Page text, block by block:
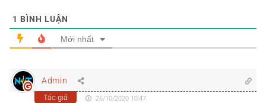
1 BÌNH LUẬN
Mới nhất
Admin
Tác giả 26/10/2020 10:47